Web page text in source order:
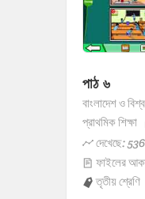
পাঠ ৬
বাংলাদেশ ও
প্রাথমিক শিক্ষা
দেখেছে:
ফাইলের
তৃতীয় শ্রেণি